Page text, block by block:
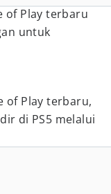
of Play terbaru
untuk
of Play terbaru,
di PS5 melalui